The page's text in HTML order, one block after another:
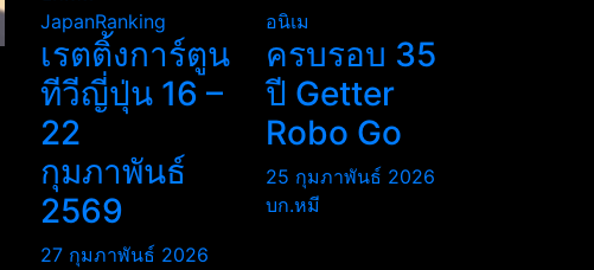
JapanRanking
เรตติ้งการ์ตูน
ทีวีญี่ปุ่น 16 –
22
กุมภาพันธ์
2569
27 กุมภาพันธ์ 2026
อนิเม
ครบรอบ 35
ปี Getter
Robo Go
25 กุมภาพันธ์ 2026
บก.หมี